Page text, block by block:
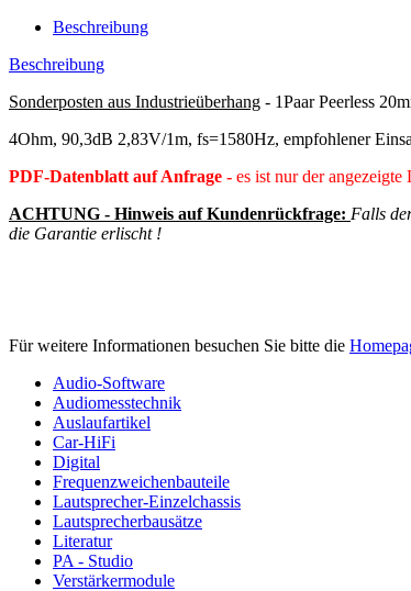
Beschreibung
Beschreibung
Sonderposten aus Industrieüberhang - 1Paar Peerless
4Ohm, 90,3dB 2,83V/1m, fs=1580Hz, empfohlener
PDF-Datenblatt auf Anfrage - es ist nur der
ACHTUNG - Hinweis auf Kundenrückfrage: Falls
die Garantie erlischt !
Für weitere Informationen besuchen Sie bitte die
Audio-Software
Audiomesstechnik
Auslaufartikel
Car-HiFi
Digital
Frequenzweichenbauteile
Lautsprecher-Einzelchassis
Lautsprecherbausätze
Literatur
PA - Studio
Verstärkermodule